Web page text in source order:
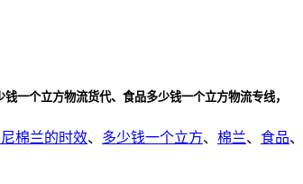
一个立方物流货代、食品多少钱一个立方物流专线，
棉兰的时效、 多少钱一个立方、 棉兰、 食品、